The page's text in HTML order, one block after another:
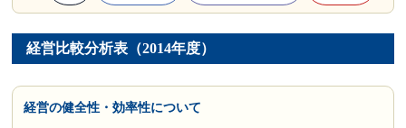
経営比較分析表（2014年度）
経営の健全性・効率性について